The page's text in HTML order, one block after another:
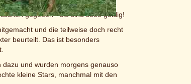
untersuchen als wäre das völlig
gegeben - sie sind sooo goldig!
und die teilweise doch recht
beurteilt. Das ist besonders
und wurden morgens genauso
kleine Stars, manchmal mit den